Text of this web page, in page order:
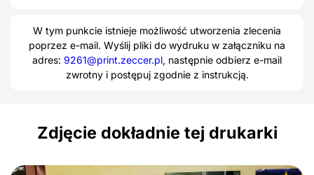
W tym punkcie istnieje możliwość utworzenia zlecenia
poprzez e-mail. Wyślij pliki do wydruku w załączniku na
adres: 9261@print.zeccer.pl, następnie odbierz e-mail
zwrotny i postępuj zgodnie z instrukcją.
Zdjęcie dokładnie tej drukarki